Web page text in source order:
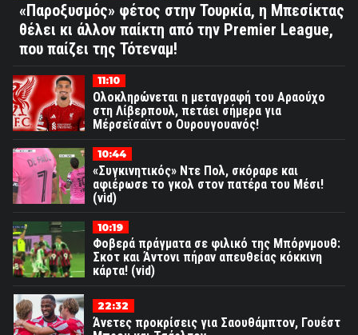
«Παροξυσμός» φέτος στην Τουρκία, η Μπεσίκτας
θέλει κι άλλον παίκτη από την Premier League,
που παίζει της Τότεναμ!
11:10
Ολοκληρώνεται η μεταγραφή του Αραούχο
στη Λίβερπουλ, πετάει σήμερα για
Μέρσεϊσαϊντ ο Ουρουγουανός!
10:44
«Συγκινητικός» Ντε Πολ, σκόραρε και
αφιέρωσε το γκολ στον πατέρα του Μέσι!
(vid)
10:19
Φοβερά πράγματα σε φιλικό της Μπόρνμουθ:
Σκοτ και Άντονι πήραν απευθείας κόκκινη
κάρτα! (vid)
22:32
Άνετες προκρίσεις για Σαουθάμπτον, Γουέστ